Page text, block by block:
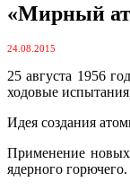
«Мирный
24.08.2015
25 августа 1956
ходовые
Идея создания
Применение новых
ядерного